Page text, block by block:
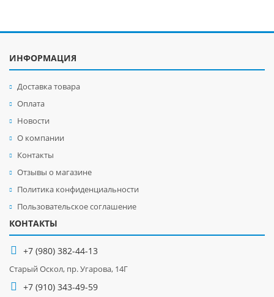
ИНФОРМАЦИЯ
Доставка товара
Оплата
Новости
О компании
Контакты
Отзывы о магазине
Политика конфиденциальности
Пользовательское соглашение
КОНТАКТЫ
+7 (980) 382-44-13
Старый Оскол, пр. Угарова, 14Г
+7 (910) 343-49-59